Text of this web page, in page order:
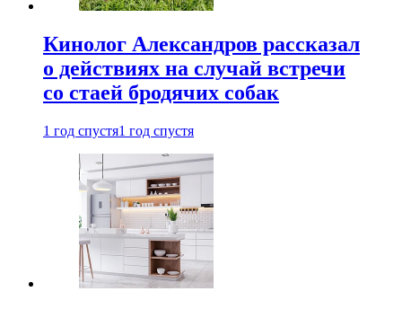
Кинолог Александров рассказал
о действиях на случай встречи
со стаей бродячих собак
1 год спустя1 год спустя